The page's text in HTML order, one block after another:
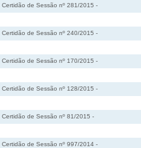
Certidão de Sessão nº 281/2015 -
Certidão de Sessão nº 240/2015 -
Certidão de Sessão nº 170/2015 -
Certidão de Sessão nº 128/2015 -
Certidão de Sessão nº 81/2015 -
Certidão de Sessão nº 997/2014 -